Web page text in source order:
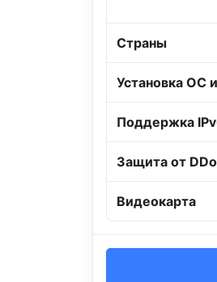
Страны
Установка ОС
Поддержка
Защита от
Видеокарта